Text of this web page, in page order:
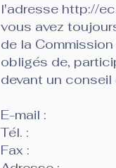
l'adresse http://
vous avez
de la
obligés de,
devant un
E-mail :
Tél. :
Fax :